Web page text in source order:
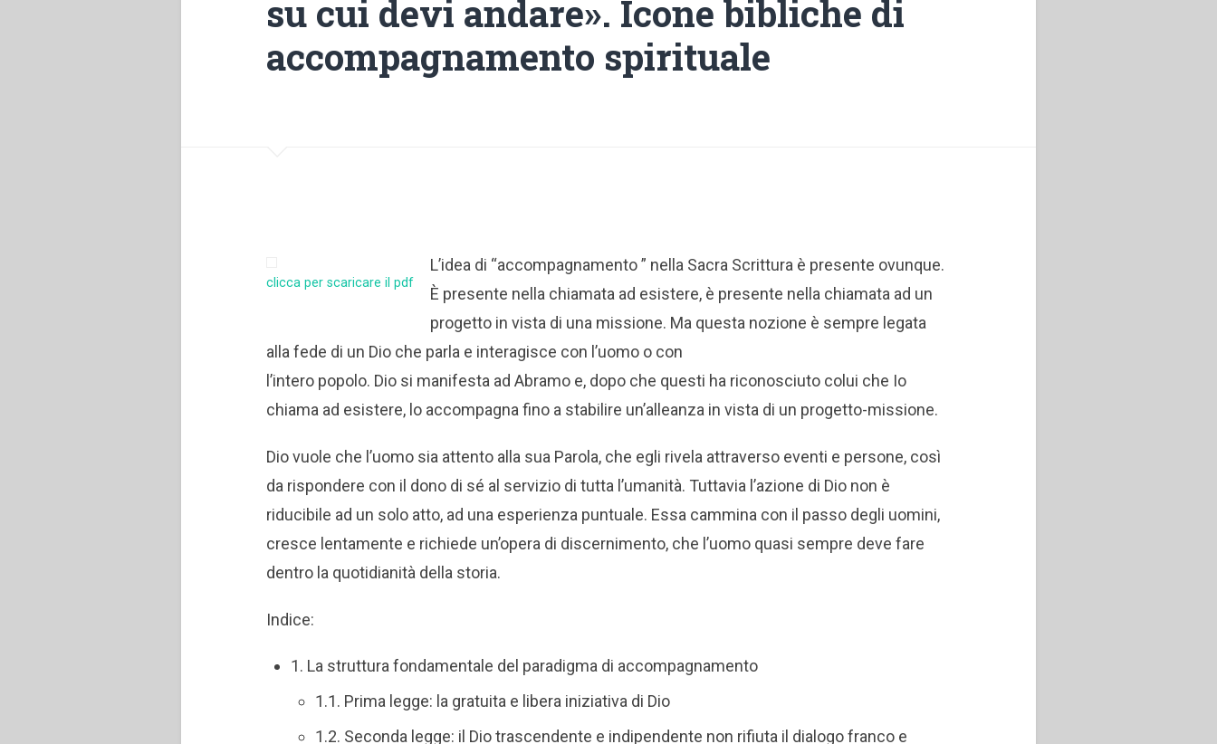
su cui devi andare». Icone bibliche di
accompagnamento spirituale
clicca per scaricare il pdf
L’idea di “accompagnamento ” nella Sacra Scrittura è presente ovunque.
È presente nella chiamata ad esistere, è presente nella chiamata ad un
progetto in vista di una missione. Ma questa nozione è sempre legata
alla fede di un Dio che parla e interagisce con l’uomo o con
l’intero popolo. Dio si manifesta ad Abramo e, dopo che questi ha riconosciuto colui che Io
chiama ad esistere, lo accompagna fino a stabilire un’alleanza in vista di un progetto-missione.
Dio vuole che l’uomo sia attento alla sua Parola, che egli rivela attraverso eventi e persone, così
da rispondere con il dono di sé al servizio di tutta l’umanità. Tuttavia l’azione di Dio non è
riducibile ad un solo atto, ad una esperienza puntuale. Essa cammina con il passo degli uomini,
cresce lentamente e richiede un’opera di discernimento, che l’uomo quasi sempre deve fare
dentro la quotidianità della storia.
Indice:
1. La struttura fondamentale del paradigma di accompagnamento
1.1. Prima legge: la gratuita e libera iniziativa di Dio
1.2. Seconda legge: il Dio trascendente e indipendente non rifiuta il dialogo franco e